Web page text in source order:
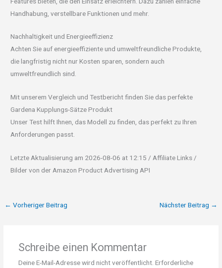
Handhabung, verstellbare Funktionen und mehr.
Nachhaltigkeit und Energieeffizienz
Achten Sie auf energieeffiziente und umweltfreundliche Produkte,
die langfristig nicht nur Kosten sparen, sondern auch
umweltfreundlich sind.
Mit unserem Vergleich und Testbericht finden Sie das perfekte
Gardena Kupplungs-Sätze Produkt
Unser Test hilft Ihnen, das Modell zu finden, das perfekt zu Ihren
Anforderungen passt.
Letzte Aktualisierung am 2026-08-06 at 12:15 / Affiliate Links /
Bilder von der Amazon Product Advertising API
← Vorheriger Beitrag Nächster Beitrag →
Schreibe einen Kommentar
Deine E-Mail-Adresse wird nicht veröffentlicht. Erforderliche